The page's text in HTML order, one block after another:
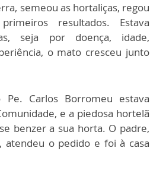
semeou as hortaliças, regou
resultados. Estava
seja por doença, idade,
o mato cresceu junto
Pe. Carlos Borromeu estava
e a piedosa hortelã
benzer a sua horta. O padre,
atendeu o pedido e foi à casa